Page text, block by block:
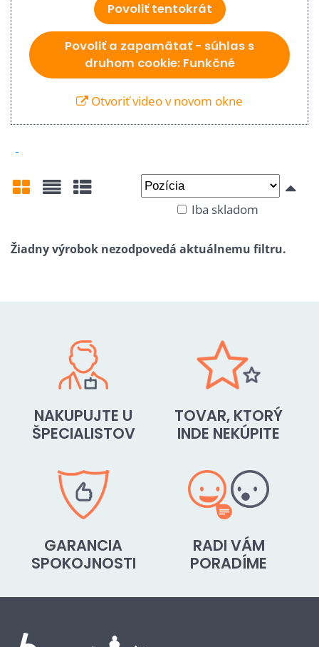
Povoliť tentokrát
Povoliť a zapamätať - súhlas s
druhom cookie: Funkčné
Otvoriť video v novom okne
Iba skladom
NAKUPUJTE U
ŠPECIALISTOV
TOVAR, KTORÝ
INDE NEKÚPITE
GARANCIA
SPOKOJNOSTI
RADI VÁM
PORADÍME